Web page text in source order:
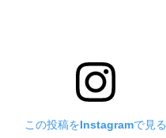
この投稿をInstagramで見る